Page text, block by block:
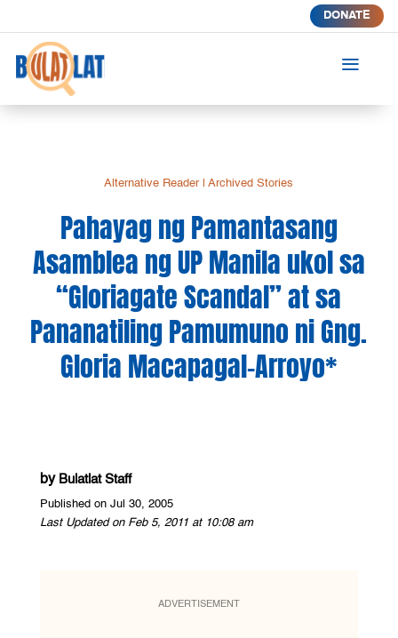
DONATE
a
Alternative Reader|Archived Stories
Pahayag ng Pamantasang
Asamblea ng UP Manila ukol sa
“Gloriagate Scandal” at sa
Pananatiling Pamumuno ni Gng.
Gloria Macapagal-Arroyo*
by Bulatlat Staff
Published on Jul 30, 2005
Last Updated on Feb 5, 2011 at 10:08 am
ADVERTISEMENT